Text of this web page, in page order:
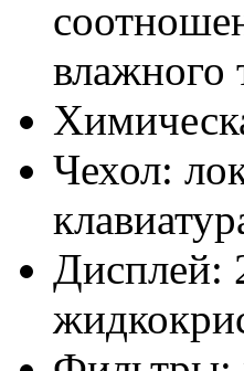
влажного
Чехол:
Дисплей: